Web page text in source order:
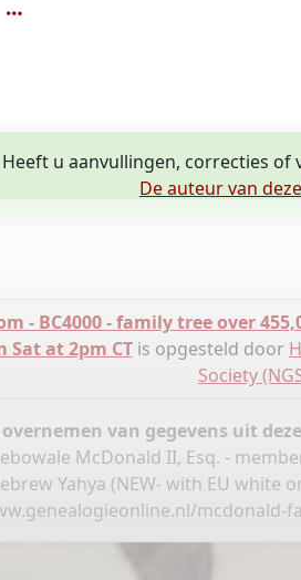
Heeft u aanvullingen, correcties
De auteur van
- BC4000 - family tree over
Sat at 2pm CTis opgesteld door
Society
van gegevens uit
McDonald II, Esq. -
Yahya (NEW- with EU white
mcdonald-